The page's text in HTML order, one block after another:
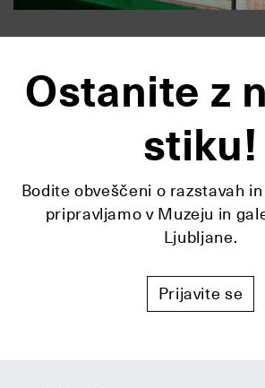
Ostanite z
stiku!
Bodite obveščeni o razstavah
pripravljamo v Muzeju in
Ljubljane.
Prijavite se